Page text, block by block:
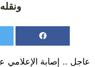
عاجل .. إصابة